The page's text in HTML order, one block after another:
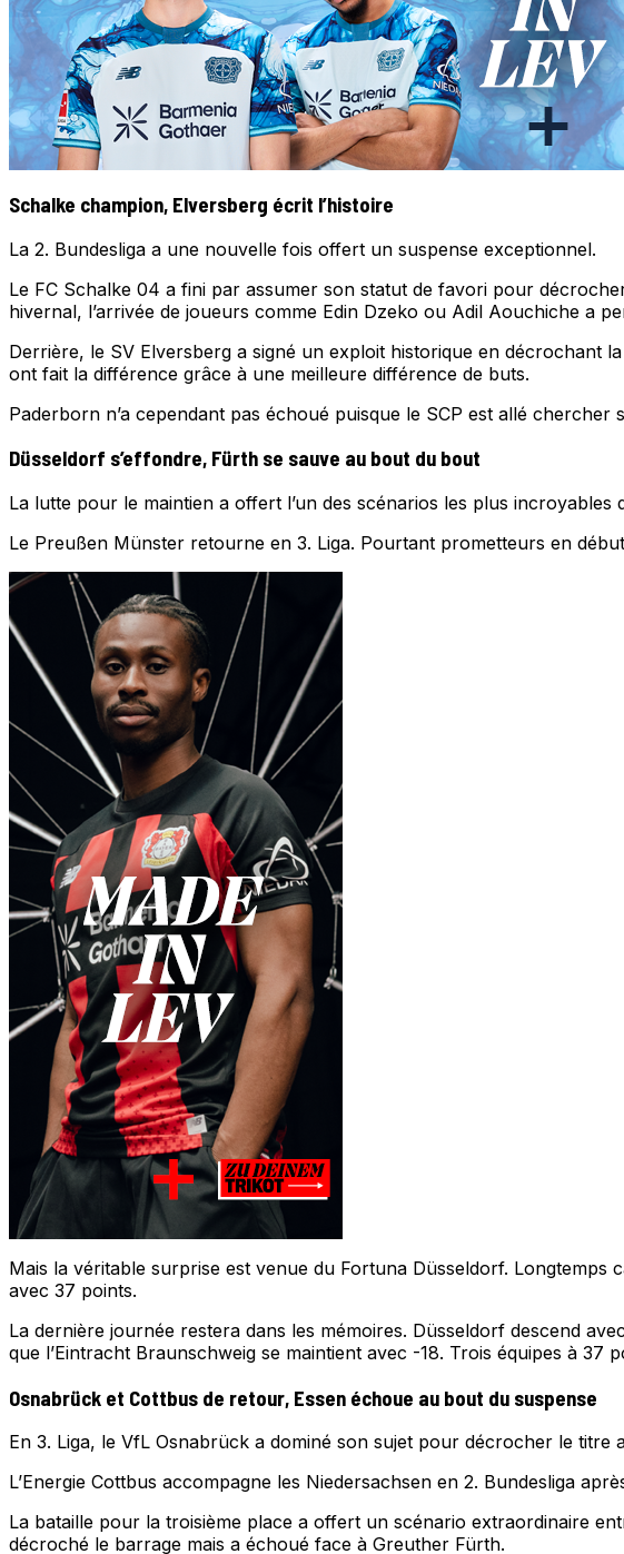
Schalke champion, Elversberg écrit l’histoire
La 2. Bundesliga a une nouvelle fois offert un suspense exceptionnel.
Le FC Schalke 04 a fini par assumer son statut de favori pour
hivernal, l’arrivée de joueurs comme Edin Dzeko ou Adil Aouchiche a
Derrière, le SV Elversberg a signé un exploit historique en décrochant
ont fait la différence grâce à une meilleure différence de buts.
Paderborn n’a cependant pas échoué puisque le SCP est allé
Düsseldorf s’effondre, Fürth se sauve au bout du bout
La lutte pour le maintien a offert l’un des scénarios les plus incroyables
Le Preußen Münster retourne en 3. Liga. Pourtant prometteurs en
Mais la véritable surprise est venue du Fortuna Düsseldorf.
avec 37 points.
La dernière journée restera dans les mémoires. Düsseldorf descend
que l’Eintracht Braunschweig se maintient avec -18. Trois équipes à 37
Osnabrück et Cottbus de retour, Essen échoue au bout du suspense
En 3. Liga, le VfL Osnabrück a dominé son sujet pour décrocher le titre
L’Energie Cottbus accompagne les Niedersachsen en 2. Bundesliga
La bataille pour la troisième place a offert un scénario extraordinaire
décroché le barrage mais a échoué face à Greuther Fürth.